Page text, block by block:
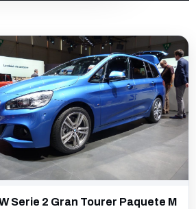
Serie 2 Gran Tourer Paquete M